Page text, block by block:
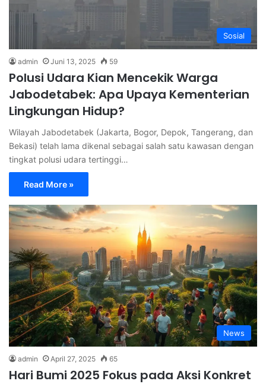
Sosial
admin Juni 13, 2025 59
Polusi Udara Kian Mencekik Warga
Jabodetabek: Apa Upaya Kementerian
Lingkungan Hidup?
Wilayah Jabodetabek (Jakarta, Bogor, Depok, Tangerang, dan
Bekasi) telah lama dikenal sebagai salah satu kawasan dengan
tingkat polusi udara tertinggi…
Read More »
News
admin April 27, 2025 65
Hari Bumi 2025 Fokus pada Aksi Konkret